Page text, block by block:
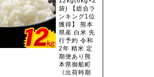
袋) 【総合ラ
ンキング1位
獲得】 熊本
県産 白米 先
行予約 令和
2年 精米 定
期便あり熊
本県御船町
《出荷時期